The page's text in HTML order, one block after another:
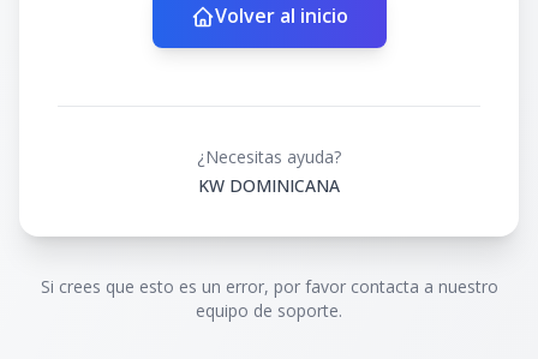
Volver al inicio
¿Necesitas ayuda?
KW DOMINICANA
Si crees que esto es un error, por favor contacta a nuestro
equipo de soporte.